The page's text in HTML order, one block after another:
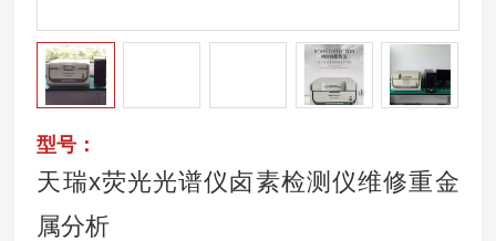
型号：
天瑞x荧光光谱仪卤素检测仪维修重金
属分析